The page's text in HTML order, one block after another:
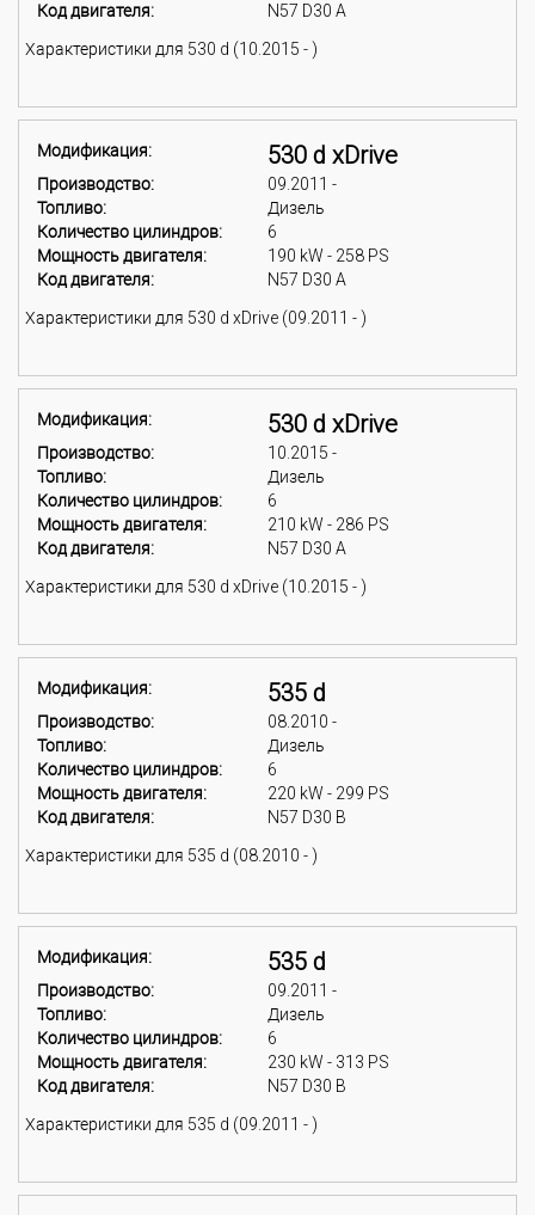
Код двигателя:
N57 D30 A
Характеристики для 530 d (10.2015 - )
Модификация: 530 d xDrive
Производство:
09.2011 -
Топливо:
Дизель
Количество цилиндров:
6
Мощность двигателя:
190 kW - 258 PS
Код двигателя:
N57 D30 A
Характеристики для 530 d xDrive (09.2011 - )
Модификация: 530 d xDrive
Производство:
10.2015 -
Топливо:
Дизель
Количество цилиндров:
6
Мощность двигателя:
210 kW - 286 PS
Код двигателя:
N57 D30 A
Характеристики для 530 d xDrive (10.2015 - )
Модификация: 535 d
Производство:
08.2010 -
Топливо:
Дизель
Количество цилиндров:
6
Мощность двигателя:
220 kW - 299 PS
Код двигателя:
N57 D30 B
Характеристики для 535 d (08.2010 - )
Модификация: 535 d
Производство:
09.2011 -
Топливо:
Дизель
Количество цилиндров:
6
Мощность двигателя:
230 kW - 313 PS
Код двигателя:
N57 D30 B
Характеристики для 535 d (09.2011 - )